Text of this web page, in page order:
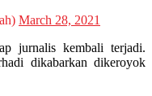
March 28, 2021
jurnalis kembali terjadi.
dikabarkan dikeroyok